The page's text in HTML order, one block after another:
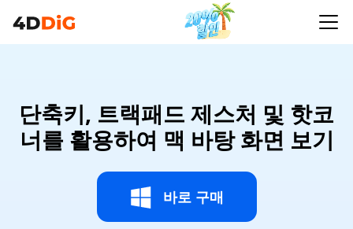
단축키, 트랙패드 제스처 및 핫코
너를 활용하여 맥 바탕 화면 보기
바로 구매